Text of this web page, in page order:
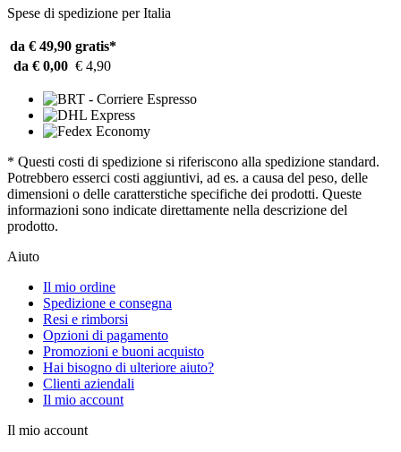
Spese di spedizione per Italia
da € 49,90 gratis*
da € 0,00 € 4,90
* Questi costi di spedizione si riferiscono alla spedizione standard.
Potrebbero esserci costi aggiuntivi, ad es. a causa del peso, delle
dimensioni o delle caratterstiche specifiche dei prodotti. Queste
informazioni sono indicate direttamente nella descrizione del
prodotto.
Aiuto
Il mio ordine
Spedizione e consegna
Resi e rimborsi
Opzioni di pagamento
Promozioni e buoni acquisto
Hai bisogno di ulteriore aiuto?
Clienti aziendali
Il mio account
Il mio account